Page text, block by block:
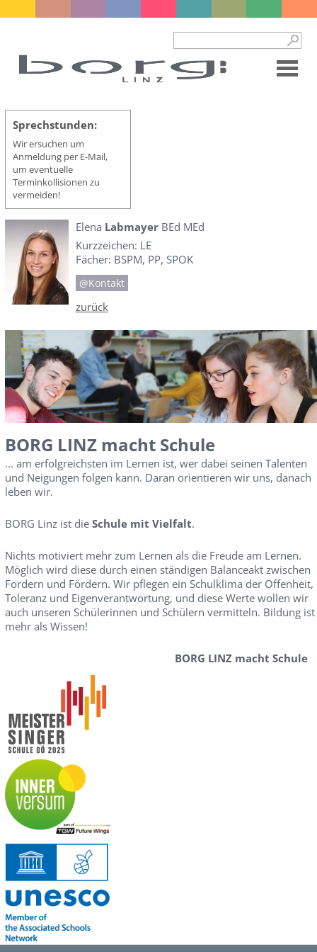
Sprechstunden:
Wir ersuchen um
Anmeldung per E-Mail,
um eventuelle
Terminkollisionen zu
vermeiden!
Elena LabmayerBEd MEd
Kurzzeichen: LE
Fächer: BSPM, PP, SPOK
@Kontakt
zurück
BORG LINZ macht Schule
... am erfolgreichsten im Lernen ist, wer dabei seinen Talenten
und Neigungen folgen kann. Daran orientieren wir uns, danach
leben wir.
BORG Linz ist die Schule mit Vielfalt.
Nichts motiviert mehr zum Lernen als die Freude am Lernen.
Möglich wird diese durch einen ständigen Balanceakt zwischen
Fordern und Fördern. Wir pflegen ein Schulklima der Offenheit,
Toleranz und Eigenverantwortung, und diese Werte wollen wir
auch unseren Schülerinnen und Schülern vermitteln. Bildung ist
mehr als Wissen!
BORG LINZ macht Schule